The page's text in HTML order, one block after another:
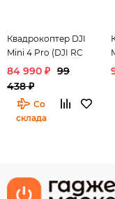
Квадрокоптер DJI
Mini 4 Pro (DJI RC
N2)
84 990 ₽ 99
438 ₽
Со
склада